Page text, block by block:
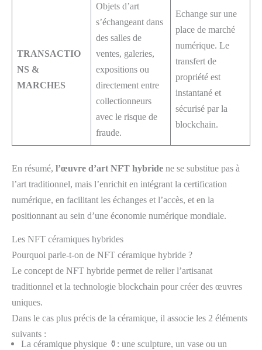
TRANSACTIO
NS &
MARCHES
Objets d’art
s’échangeant dans
des salles de
ventes, galeries,
expositions ou
directement entre
collectionneurs
avec le risque de
fraude.
Echange sur une
place de marché
numérique. Le
transfert de
propriété est
instantané et
sécurisé par la
blockchain.
En résumé, l’œuvre d’art NFT hybride ne se substitue pas à
l’art traditionnel, mais l’enrichit en intégrant la certification
numérique, en facilitant les échanges et l’accès, et en la
positionnant au sein d’une économie numérique mondiale.​
Les NFT céramiques hybrides
Pourquoi parle-t-on de NFT céramique hybride ?
Le concept de NFT hybride permet de relier l’artisanat
traditionnel et la technologie blockchain pour créer des œuvres
uniques.
Dans le cas plus précis de la céramique, il associe les 2 éléments
suivants :
La céramique physique ⚱️: une sculpture, un vase ou un